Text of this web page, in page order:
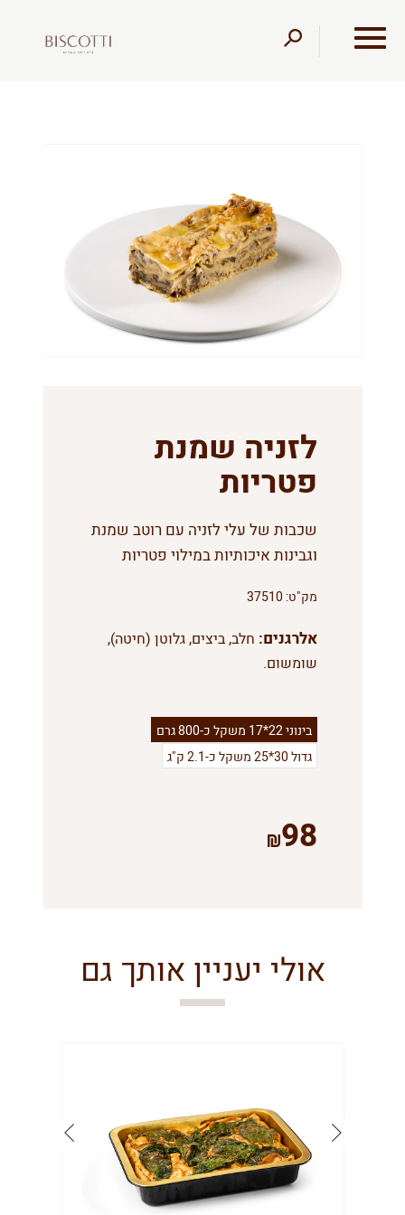
עמוד הבית קישים ולזניות
לזניה
לזניה שמנת
פטריות
שכבות של עלי לזניה עם רוטב שמנת
וגבינות איכותיות במילוי פטריות
מק"ט: 37510
אלרגנים: חלב, ביצים, גלוטן (חיטה),
שומשום.
בינוני 22*17 משקל כ-800 גרם
גדול 30*25 משקל כ-2.1 ק"ג
98
אולי יעניין אותך גם